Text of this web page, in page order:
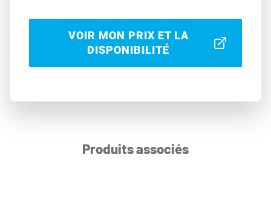
VOIR MON PRIX ET LA
DISPONIBILITÉ
Produits associés